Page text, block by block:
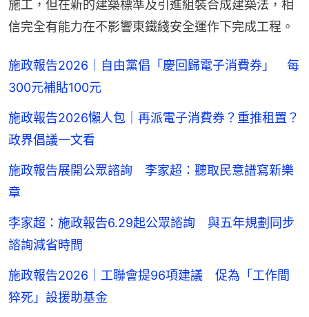
施工，但在新的建築標準及引進組裝合成建築法，相
信完全有能力在不影響東鐵綫安全運作下完成工程。
施政報告2026｜自由黨倡「慶回歸電子消費券」 每
300元補貼100元
施政報告2026懶人包｜再派電子消費券？重推租置？
政界倡議一文看
施政報告展開公眾諮詢 李家超：聽取民意譜寫新樂
章
李家超：施政報告6.29起公眾諮詢 與五年規劃同步
諮詢減省時間
施政報告2026｜工聯會提96項建議 促為「工作間
猝死」設援助基金